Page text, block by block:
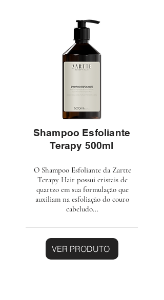
Shampoo Esfoliante
Terapy 500ml
O Shampoo Esfoliante da Zartte
Terapy Hair possui cristais de
quartzo em sua formulação que
auxiliam na esfoliação do couro
cabeludo...
VER PRODUTO